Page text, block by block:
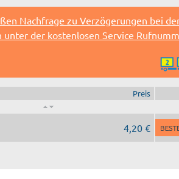
Nachfrage zu Verzögerungen bei
der kostenlosen Service
Preis
4,20 €